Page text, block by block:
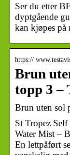
Ser du etter
dyptgående
kan kjøpes på
https://
Brun
topp 3 –
Brun uten sol
St Tropez
Water Mist –
En lettpåført